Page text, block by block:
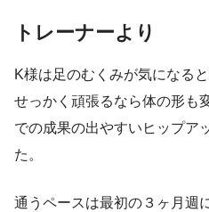
トレーナーより
K様は足のむくみが気になる
せっかく頑張るなら体の形も
での成果の出やすいヒップア
た。
通うペースは最初の３ヶ月週